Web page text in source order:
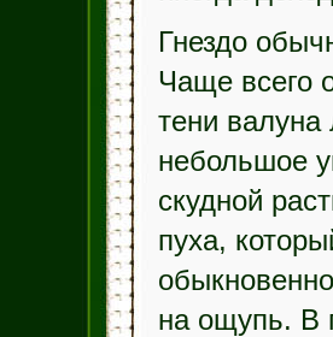
Гнездо
Чаще всего
тени валуна
небольшое
скудной
пуха,
на ощупь. В